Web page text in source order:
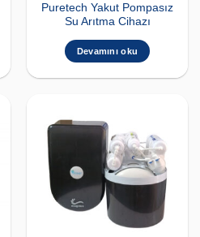
Puretech Yakut Pompasız
Su Arıtma Cihazı
Devamını oku